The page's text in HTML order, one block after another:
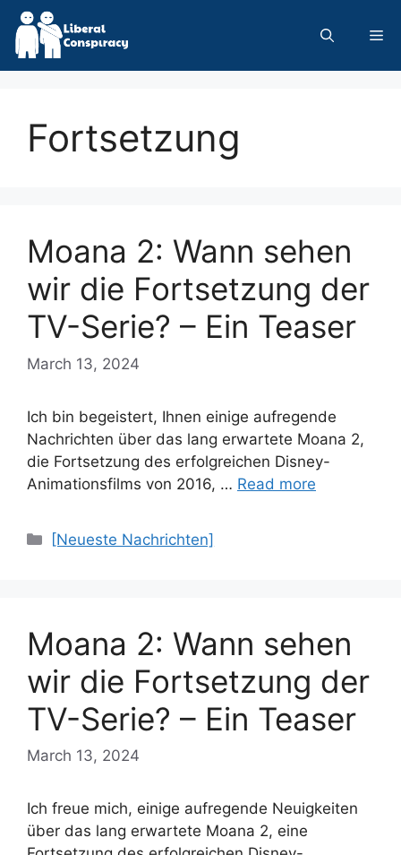
Skip
content
Fortsetzung
Moana 2: Wann sehen
wir die Fortsetzung der
TV-Serie? – Ein Teaser
March 13, 2024
Ich bin begeistert, Ihnen einige aufregende
Nachrichten über das lang erwartete Moana 2,
die Fortsetzung des erfolgreichen Disney-
Animationsfilms von 2016, … Read more
Categories
[Neueste Nachrichten]
Moana 2: Wann sehen
wir die Fortsetzung der
TV-Serie? – Ein Teaser
March 13, 2024
Ich freue mich, einige aufregende Neuigkeiten
über das lang erwartete Moana 2, eine